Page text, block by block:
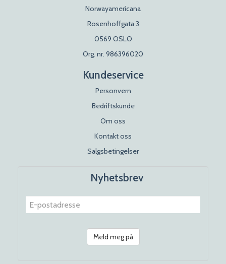
Norwayamericana
Rosenhoffgata 3
0569 OSLO
Org. nr. 986396020
Kundeservice
Personvern
Bedriftskunde
Om oss
Kontakt oss
Salgsbetingelser
Nyhetsbrev
Meld meg på